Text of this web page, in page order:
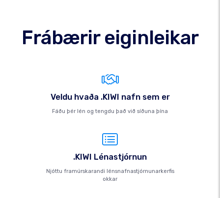
Frábærir eiginleikar
Veldu hvaða .KIWI nafn sem er
Fáðu þér lén og tengdu það við síðuna þína
.KIWI Lénastjórnun
Njóttu framúrskarandi lénsnafnastjórnunarkerfis
okkar